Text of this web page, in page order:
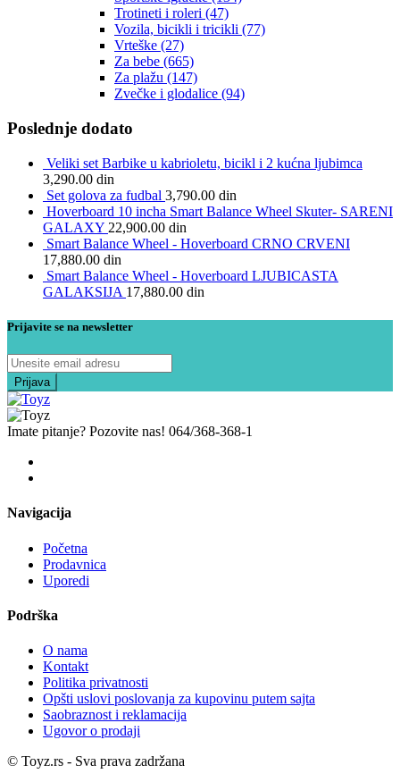
Trotineti i roleri (47)
Vozila, bicikli i tricikli (77)
Vrteške (27)
Za bebe (665)
Za plažu (147)
Zvečke i glodalice (94)
Poslednje dodato
Veliki set Barbike u kabrioletu, bicikl i 2 kućna ljubimca
3,290.00 din
Set golova za fudbal 3,790.00 din
Hoverboard 10 incha Smart Balance Wheel Skuter- SARENI
GALAXY 22,900.00 din
Smart Balance Wheel - Hoverboard CRNO CRVENI
17,880.00 din
Smart Balance Wheel - Hoverboard LJUBICASTA
GALAKSIJA 17,880.00 din
Prijavite se na newsletter
Imate pitanje? Pozovite nas! 064/368-368-1
Navigacija
Početna
Prodavnica
Uporedi
Podrška
O nama
Kontakt
Politika privatnosti
Opšti uslovi poslovanja za kupovinu putem sajta
Saobraznost i reklamacija
Ugovor o prodaji
© Toyz.rs - Sva prava zadržana